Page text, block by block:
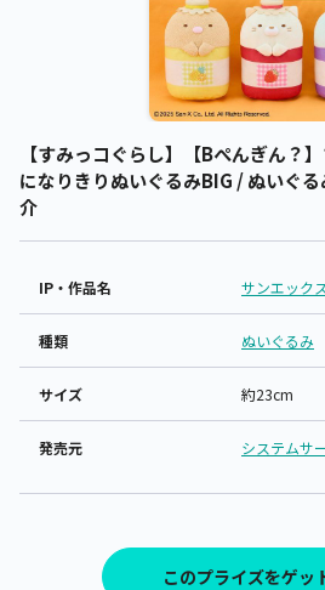
【すみっコぐらし】【Bぺんぎん？
になりきりぬいぐるみBIG / ぬいぐ
介
IP・作品名 サンエックス
種類 ぬいぐるみ
サイズ 約23cm
発売元 システムサ
このプライズをゲッ